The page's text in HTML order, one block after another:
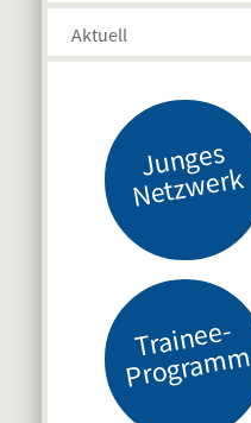
Aktuell
J
u
n
g
es
N
etz
w
er
k
Tr
ai
n
e
e-
Pr
o
gr
a
m
m